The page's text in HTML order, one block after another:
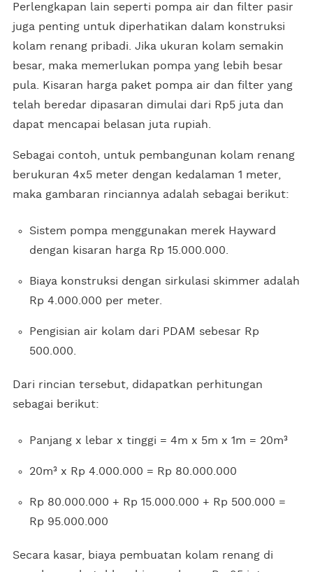
Perlengkapan lain seperti pompa air dan filter pasir
juga penting untuk diperhatikan dalam konstruksi
kolam renang pribadi. Jika ukuran kolam semakin
besar, maka memerlukan pompa yang lebih besar
pula. Kisaran harga paket pompa air dan filter yang
telah beredar dipasaran dimulai dari Rp5 juta dan
dapat mencapai belasan juta rupiah.
Sebagai contoh, untuk pembangunan kolam renang
berukuran 4x5 meter dengan kedalaman 1 meter,
maka gambaran rinciannya adalah sebagai berikut:
Sistem pompa menggunakan merek Hayward
dengan kisaran harga Rp 15.000.000.
Biaya konstruksi dengan sirkulasi skimmer adalah
Rp 4.000.000 per meter.
Pengisian air kolam dari PDAM sebesar Rp
500.000.
Dari rincian tersebut, didapatkan perhitungan
sebagai berikut:
Panjang x lebar x tinggi = 4m x 5m x 1m = 20m³
20m³ x Rp 4.000.000 = Rp 80.000.000
Rp 80.000.000 + Rp 15.000.000 + Rp 500.000 =
Rp 95.000.000
Secara kasar, biaya pembuatan kolam renang di